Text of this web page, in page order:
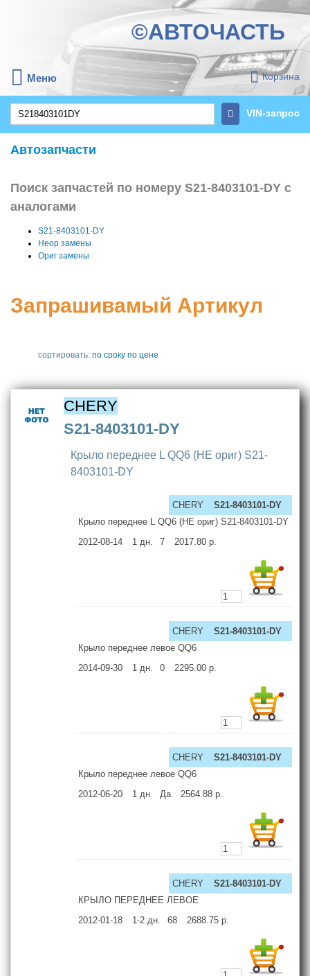
©АВТОЧАСТЬ
Меню Корзина
VIN-запрос
Автозапчасти
Поиск запчастей по номеру S21-8403101-DY с
аналогами
S21-8403101-DY
Неор замены
Ориг замены
Запрашивамый Артикул
сортировать: по сроку по цене
CHERY
S21-8403101-DY
Крыло переднее L QQ6 (НЕ ориг) S21-
8403101-DY
CHERY
S21-8403101-DY
Крыло переднее L QQ6 (НЕ ориг) S21-8403101-DY
2012-08-14
1 дн. 7 2017.80 р.
CHERY
S21-8403101-DY
Крыло переднее левое QQ6
2014-09-30
1 дн. 0 2295.00 р.
CHERY
S21-8403101-DY
Крыло переднее левое QQ6
2012-06-20
1 дн. Да 2564.88 р.
CHERY
S21-8403101-DY
КРЫЛО ПЕРЕДНЕЕ ЛЕВОЕ
2012-01-18
1-2 дн. 68 2688.75 р.